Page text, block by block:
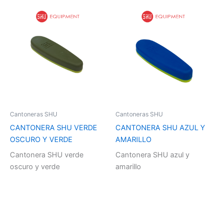
Cantoneras SHU
CANTONERA SHU VERDE
OSCURO Y VERDE
Cantonera SHU verde
oscuro y verde
Cantoneras SHU
CANTONERA SHU AZUL Y
AMARILLO
Cantonera SHU azul y
amarillo